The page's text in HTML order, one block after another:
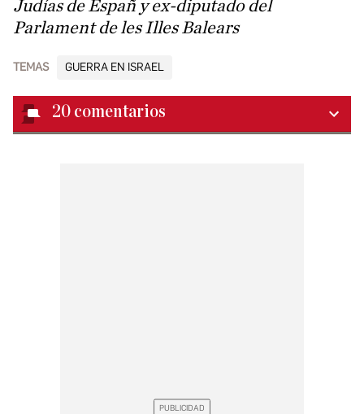
Judías de Españ y ex-diputado del
Parlament de les Illes Balears
TEMAS GUERRA EN ISRAEL
20 comentarios